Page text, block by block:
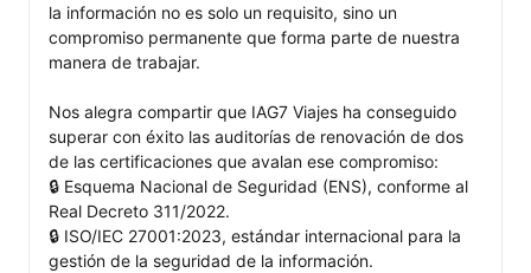
la información no es solo un requisito, sino un
compromiso permanente que forma parte de nuestra
manera de trabajar.
Nos alegra compartir que IAG7 Viajes ha conseguido
superar con éxito las auditorías de renovación de dos
de las certificaciones que avalan ese compromiso:
🔒 Esquema Nacional de Seguridad (ENS), conforme al
Real Decreto 311/2022.
🔒 ISO/IEC 27001:2023, estándar internacional para la
gestión de la seguridad de la información.